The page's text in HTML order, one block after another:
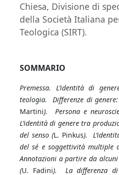
Chiesa, Divisione di
della Società Italiana
Teologica (SIRT).
SOMMARIO
Premessa. L’identità di
teologia. Differenze di
Martini). Persona e
L’identità di genere tra
del senso (L. Pinkus).
del sé e soggettività multiple
Annotazioni a partire da
(U. Fadini). La differenza di